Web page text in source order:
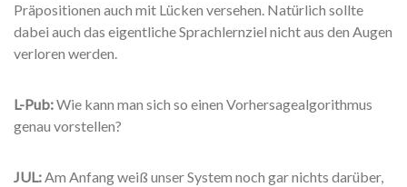
Präpositionen auch mit Lücken versehen. Natürlich sollte
dabei auch das eigentliche Sprachlernziel nicht aus den Augen
verloren werden.
L-Pub:Wie kann man sich so einen Vorhersagealgorithmus
genau vorstellen?
JUL:Am Anfang weiß unser System noch gar nichts darüber,